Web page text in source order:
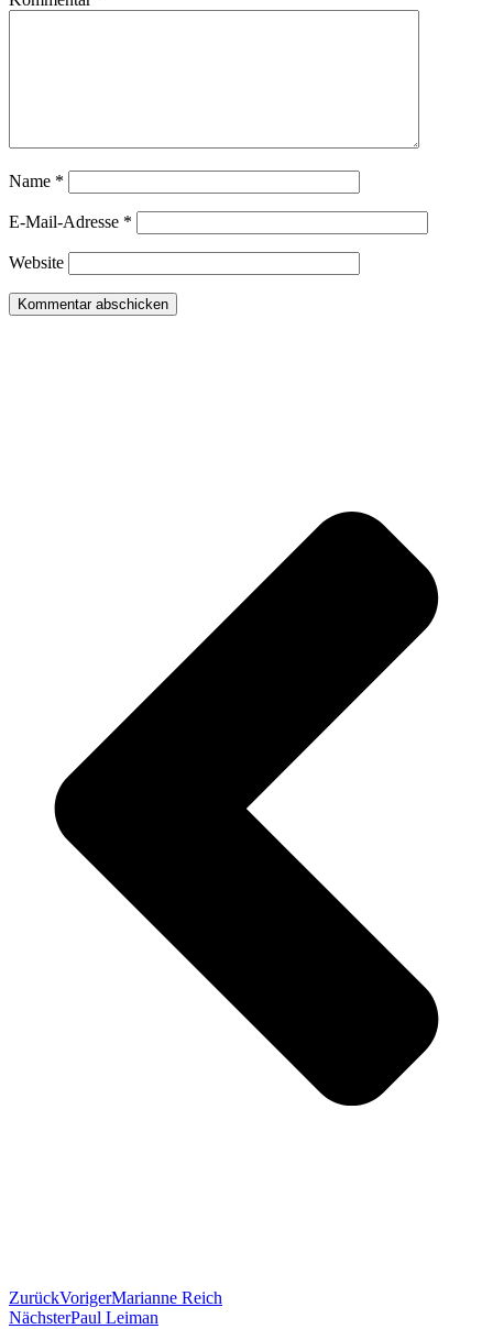
Name *
E-Mail-Adresse *
Website
ZurückVorigerMarianne Reich
NächsterPaul Leiman